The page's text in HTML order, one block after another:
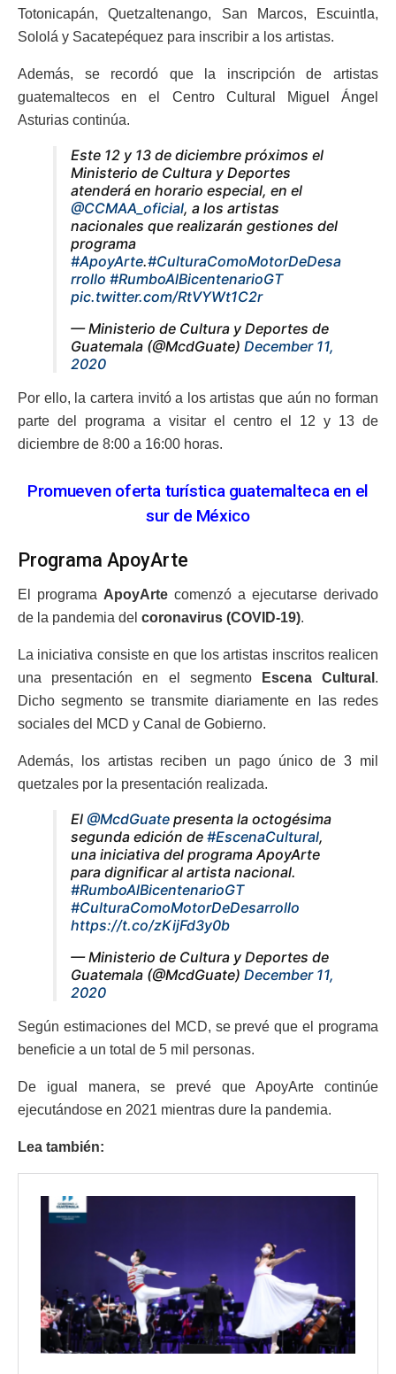
Totonicapán, Quetzaltenango, San Marcos, Escuintla,
Sololá y Sacatepéquez para inscribir a los artistas.
Además, se recordó que la inscripción de artistas
guatemaltecos en el Centro Cultural Miguel Ángel
Asturias continúa.
Este 12 y 13 de diciembre próximos el
Ministerio de Cultura y Deportes
atenderá en horario especial, en el
@CCMAA_oficial, a los artistas
nacionales que realizarán gestiones del
programa
#ApoyArte.#CulturaComoMotorDeDesa
rrollo #RumboAlBicentenarioGT
pic.twitter.com/RtVYWt1C2r
— Ministerio de Cultura y Deportes de
Guatemala (@McdGuate) December 11,
2020
Por ello, la cartera invitó a los artistas que aún no forman
parte del programa a visitar el centro el 12 y 13 de
diciembre de 8:00 a 16:00 horas.
Promueven oferta turística guatemalteca en el
sur de México
Programa ApoyArte
El programa ApoyArte comenzó a ejecutarse derivado
de la pandemia del coronavirus (COVID-19).
La iniciativa consiste en que los artistas inscritos realicen
una presentación en el segmento
Escena Cultural .
Dicho segmento se transmite diariamente en las redes
sociales del MCD y Canal de Gobierno.
Además, los artistas reciben un pago único de 3 mil
quetzales por la presentación realizada.
El @McdGuate presenta la octogésima
segunda edición de #EscenaCultural,
una iniciativa del programa ApoyArte
para dignificar al artista nacional.
#RumboAlBicentenarioGT
#CulturaComoMotorDeDesarrollo
https://t.co/zKijFd3y0b
— Ministerio de Cultura y Deportes de
Guatemala (@McdGuate) December 11,
2020
Según estimaciones del MCD, se prevé que el programa
beneficie a un total de 5 mil personas.
De igual manera, se prevé que ApoyArte continúe
ejecutándose en 2021 mientras dure la pandemia.
Lea también: